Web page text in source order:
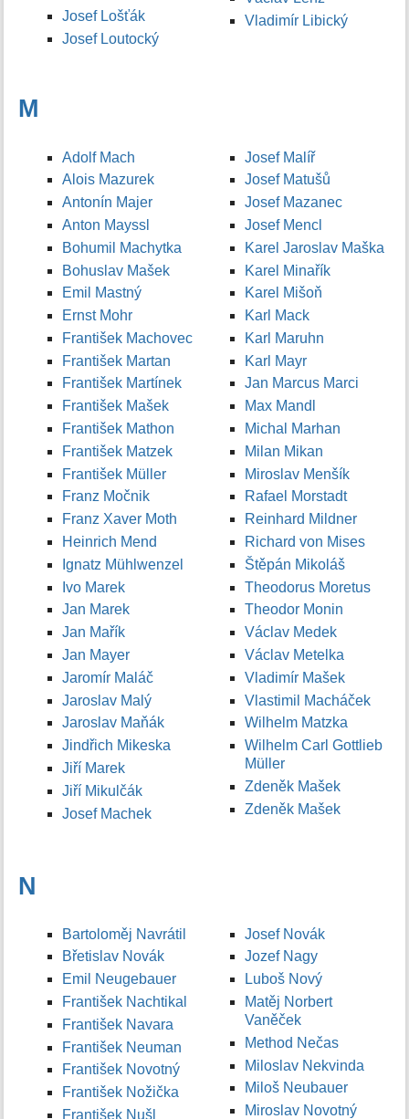
Josef Lošťák
Josef Loutocký
Vladimír Libický
M
Adolf Mach
Alois Mazurek
Antonín Majer
Anton Mayssl
Bohumil Machytka
Bohuslav Mašek
Emil Mastný
Ernst Mohr
František Machovec
František Martan
František Martínek
František Mašek
František Mathon
František Matzek
František Müller
Franz Močnik
Franz Xaver Moth
Heinrich Mend
Ignatz Mühlwenzel
Ivo Marek
Jan Marek
Jan Mařík
Jan Mayer
Jaromír Maláč
Jaroslav Malý
Jaroslav Maňák
Jindřich Mikeska
Jiří Marek
Jiří Mikulčák
Josef Machek
Josef Malíř
Josef Matušů
Josef Mazanec
Josef Mencl
Karel Jaroslav Maška
Karel Minařík
Karel Mišoň
Karl Mack
Karl Maruhn
Karl Mayr
Jan Marcus Marci
Max Mandl
Michal Marhan
Milan Mikan
Miroslav Menšík
Rafael Morstadt
Reinhard Mildner
Richard von Mises
Štěpán Mikoláš
Theodorus Moretus
Theodor Monin
Václav Medek
Václav Metelka
Vladimír Mašek
Vlastimil Macháček
Wilhelm Matzka
Wilhelm Carl Gottlieb
Müller
Zdeněk Mašek
Zdeněk Mašek
N
Bartoloměj Navrátil
Břetislav Novák
Emil Neugebauer
František Nachtikal
František Navara
František Neuman
František Novotný
František Nožička
František Nušl
Josef Novák
Jozef Nagy
Luboš Nový
Matěj Norbert
Vaněček
Method Nečas
Miloslav Nekvinda
Miloš Neubauer
Miroslav Novotný